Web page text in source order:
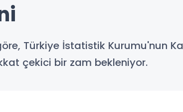
Türkiye İstatistik Kurumu'nun
çekici bir zam bekleniyor.